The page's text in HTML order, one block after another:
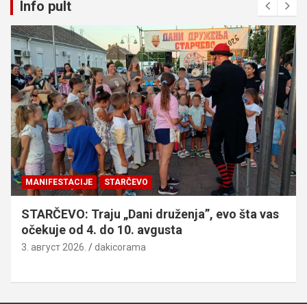
Info pult
MANIFESTACIJE STARČEVO
STARČEVO: Traju „Dani druženja”, evo šta vas
očekuje od 4. do 10. avgusta
3. август 2026. dakicorama